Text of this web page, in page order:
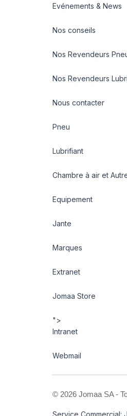
Evénements & News
Nos conseils
Nos Revendeurs
Nos Revendeurs
Nous contacter
Pneu
Lubrifiant
Chambre à air et
Equipement
Jante
Marques
Extranet
Jomaa Store
">
Intranet
Webmail
© 2026 Jomaa SA -
Service Commercial: